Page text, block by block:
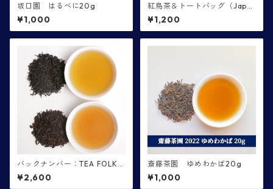
坂口園 はるべに20g
¥1,000
紅烏茶＆トートバッグ（Japa
n Tea Expo2024特別販売品）
¥1,200
バックナンバー：TEA FOLKS
第７便 和束紅茶・丸子紅茶
¥2,600
斎藤茶園 ゆめわかば20g
¥1,000